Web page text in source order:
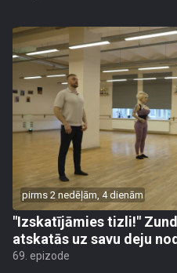
pirms 2 nedēļām, 4 dienām
"Izskatījāmies tizli!"
atskatās uz savu deju
69. epizode